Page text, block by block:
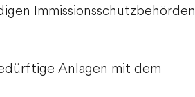
Immissionsschutzbehörden
Anlagen mit dem